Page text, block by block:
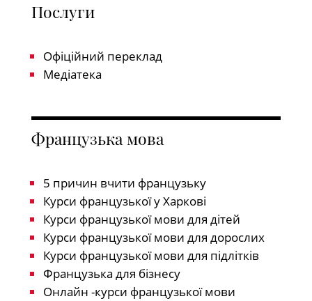
Послуги
Офіційний переклад
Медіатека
Французька мова
5 причин вчити французьку
Курси французької у Харкові
Курси французької мови для дітей
Курси французької мови для дорослих
Курси французької мови для підлітків
Французька для бізнесу
Онлайн -курси французької мови